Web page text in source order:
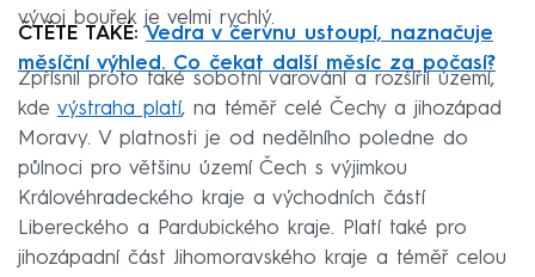
vývoj bouřek je velmi rychlý.
ČTĚTE TAKÉ:Vedra v červnu ustoupí, naznačuje
měsíční výhled. Co čekat další měsíc za počasí?
Zpřísnil proto také sobotní varování a rozšířil území,
kde výstraha platí, na téměř celé Čechy a jihozápad
Moravy. V platnosti je od nedělního poledne do
půlnoci pro většinu území Čech s výjimkou
Královéhradeckého kraje a východních částí
Libereckého a Pardubického kraje. Platí také pro
jihozápadní část Jihomoravského kraje a téměř celou